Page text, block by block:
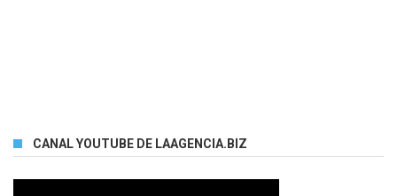
CANAL YOUTUBE DE LAAGENCIA.BIZ